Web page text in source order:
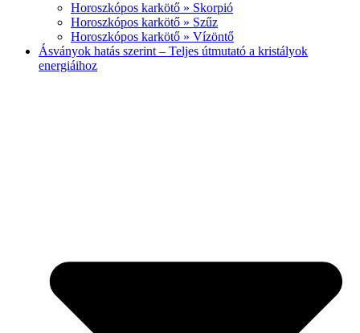
Horoszkópos karkötő » Skorpió
Horoszkópos karkötő » Szűz
Horoszkópos karkötő » Vízöntő
Ásványok hatás szerint – Teljes útmutató a kristályok
energiáihoz